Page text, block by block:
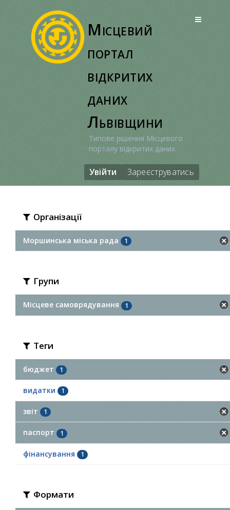
Місцевий
портал
відкритих
даних
Львівщини
Типове рішення Місцевого
порталу відкритих даних
Увійти Зареєструватись
Організації
Моршинська міська рада 1
Групи
Місцеве самоврядування 1
Теги
бюджет 1
видатки 1
звіт 1
паспорт 1
фінансування 1
Формати